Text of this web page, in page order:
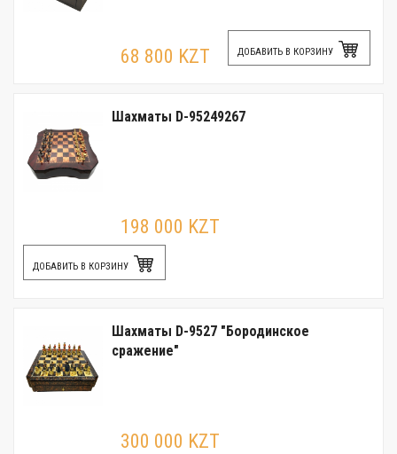
68 800 KZT ДОБАВИТЬ В КОРЗИНУ
Шахматы D-95249267
198 000 KZT
ДОБАВИТЬ В КОРЗИНУ
Шахматы D-9527 "Бородинское
сражение"
300 000 KZT